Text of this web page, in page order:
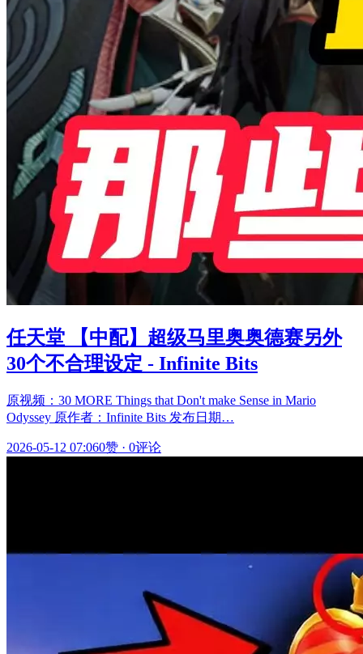
任天堂 【中配】超级马里奥奥德赛另外
30个不合理设定 - Infinite Bits
原视频：30 MORE Things that Don't make Sense in Mario
Odyssey 原作者：Infinite Bits 发布日期…
2026-05-12 07:060赞 · 0评论